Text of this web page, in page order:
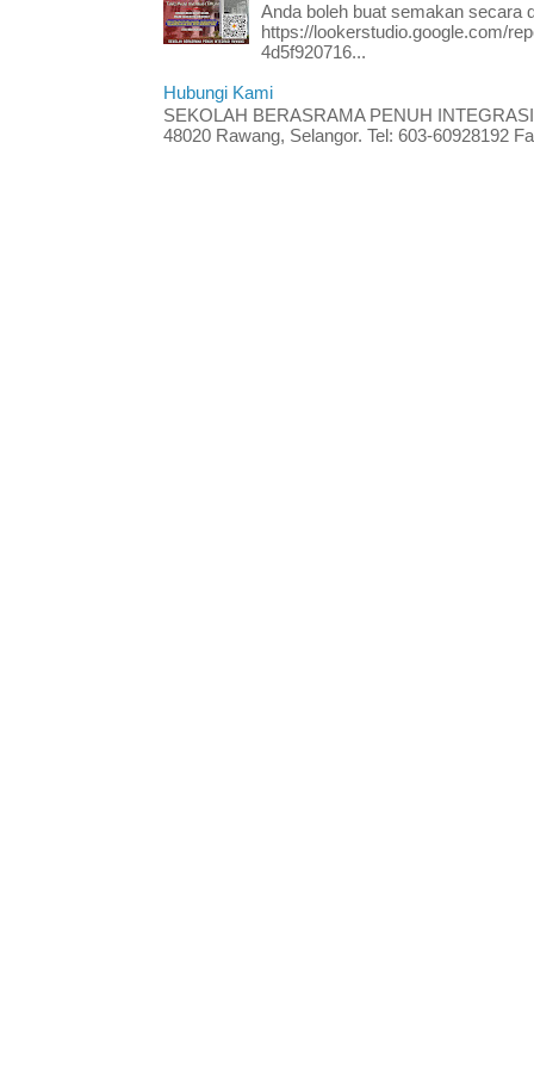
Anda boleh buat semakan secara
https://lookerstudio.google.com/
4d5f920716...
Hubungi Kami
SEKOLAH BERASRAMA PENUH
48020 Rawang, Selangor. Tel: 603-60928192